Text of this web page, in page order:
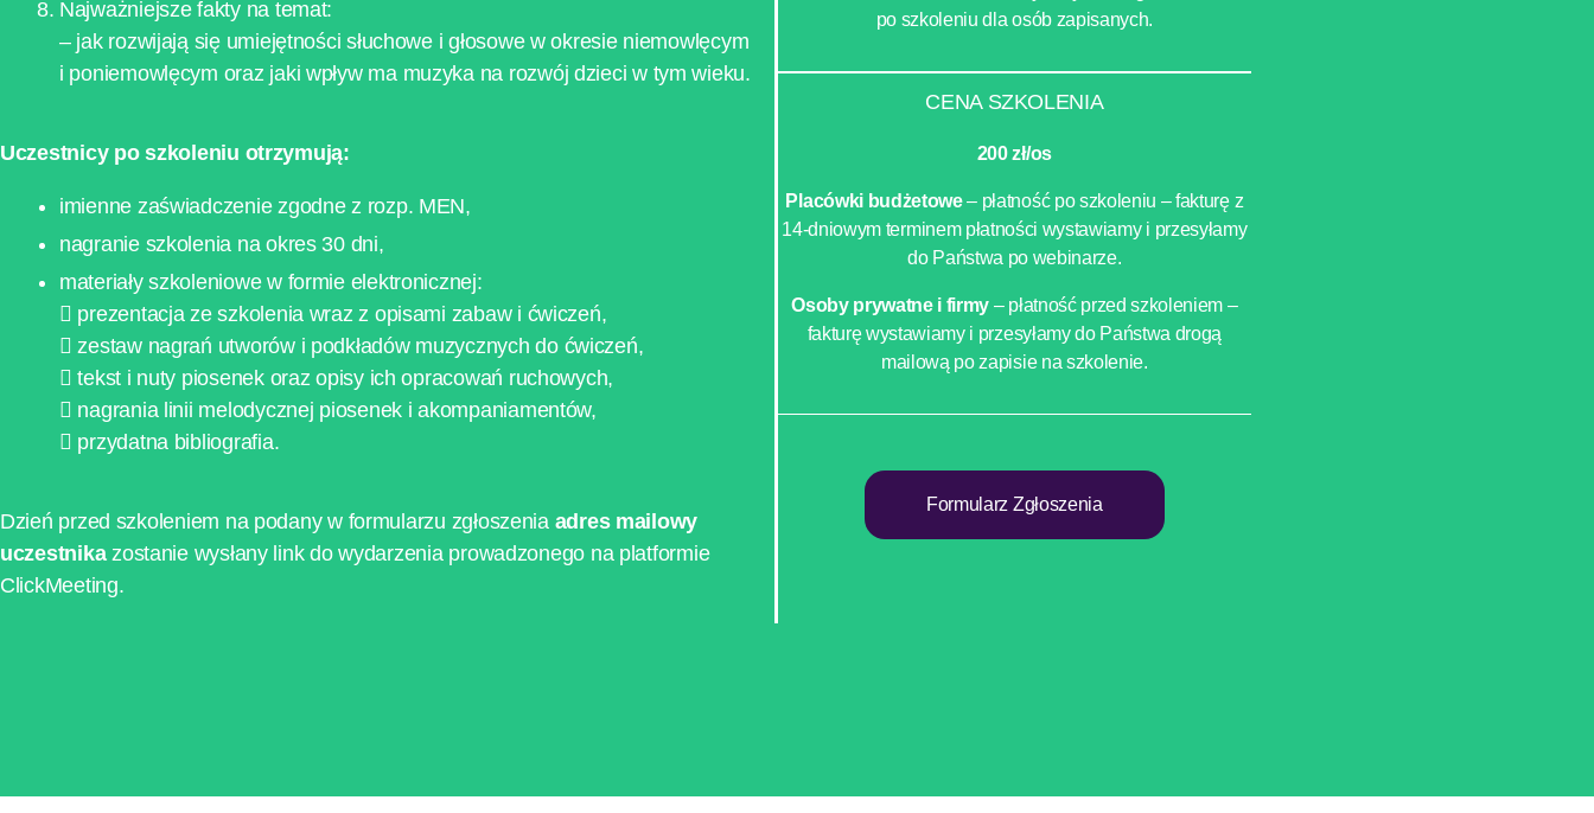
Najważniejsze fakty na temat:
– jak rozwijają się umiejętności słuchowe i głosowe w okresie niemowlęcym
i poniemowlęcym oraz jaki wpływ ma muzyka na rozwój dzieci w tym wieku.
Uczestnicy po szkoleniu otrzymują:
imienne zaświadczenie zgodne z rozp. MEN,
nagranie szkolenia na okres 30 dni,
materiały szkoleniowe w formie elektronicznej:
 prezentacja ze szkolenia wraz z opisami zabaw i ćwiczeń,
 zestaw nagrań utworów i podkładów muzycznych do ćwiczeń,
 tekst i nuty piosenek oraz opisy ich opracowań ruchowych,
 nagrania linii melodycznej piosenek i akompaniamentów,
 przydatna bibliografia.
Dzień przed szkoleniem na podany w formularzu zgłoszenia adres mailowy
uczestnikazostanie wysłany link do wydarzenia prowadzonego na platformie
ClickMeeting.
po szkoleniu dla osób zapisanych.
CENA SZKOLENIA
200 zł/os
Placówki budżetowe– płatność po szkoleniu – fakturę z
14-dniowym terminem płatności wystawiamy i przesyłamy
do Państwa po webinarze.
Osoby prywatne i firmy – płatność przed szkoleniem –
fakturę wystawiamy i przesyłamy do Państwa drogą
mailową po zapisie na szkolenie.
Formularz Zgłoszenia